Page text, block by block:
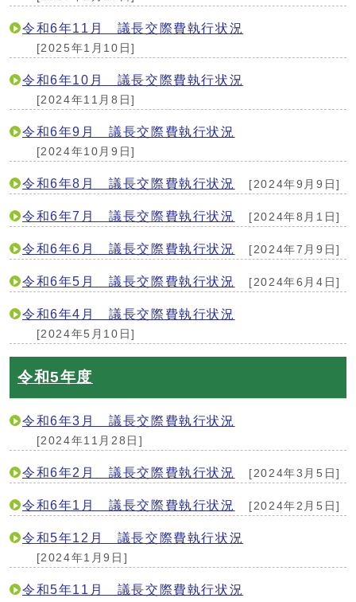
令和6年11月 議長交際費執行状況
[2025年1月10日]
令和6年10月 議長交際費執行状況
[2024年11月8日]
令和6年9月 議長交際費執行状況
[2024年10月9日]
令和6年8月 議長交際費執行状況 [2024年9月9日]
令和6年7月 議長交際費執行状況 [2024年8月1日]
令和6年6月 議長交際費執行状況 [2024年7月9日]
令和6年5月 議長交際費執行状況 [2024年6月4日]
令和6年4月 議長交際費執行状況
[2024年5月10日]
令和5年度
令和6年3月 議長交際費執行状況
[2024年11月28日]
令和6年2月 議長交際費執行状況 [2024年3月5日]
令和6年1月 議長交際費執行状況 [2024年2月5日]
令和5年12月 議長交際費執行状況
[2024年1月9日]
令和5年11月 議長交際費執行状況